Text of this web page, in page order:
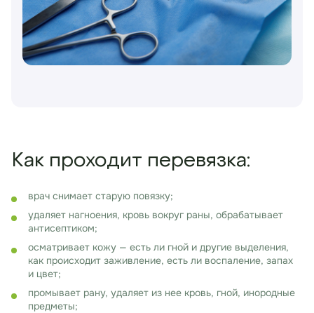
Как проходит перевязка:
врач снимает старую повязку;
удаляет нагноения, кровь вокруг раны, обрабатывает
антисептиком;
осматривает кожу — есть ли гной и другие выделения,
как происходит заживление, есть ли воспаление, запах
и цвет;
промывает рану, удаляет из нее кровь, гной, инородные
предметы;